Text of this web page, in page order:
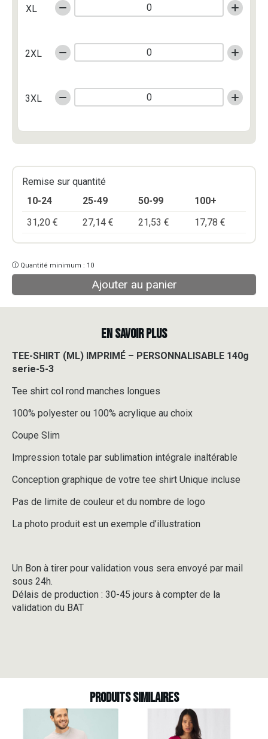
XL
2XL
3XL
Remise sur quantité
10-24
25-49 50-99
100+
31,20 € 27,14 € 21,53 € 17,78 €
Quantité minimum : 10
Ajouter au panier
EN SAVOIR PLUS
TEE-SHIRT (ML) IMPRIMÉ – PERSONNALISABLE 140g
serie-5-3
Tee shirt col rond manches longues
100% polyester ou 100% acrylique au choix
Coupe Slim
Impression totale par sublimation intégrale inaltérable
Conception graphique de votre tee shirt Unique incluse
Pas de limite de couleur et du nombre de logo
La photo produit est un exemple d’illustration
Un Bon à tirer pour validation vous sera envoyé par mail
sous 24h.
Délais de production : 30-45 jours à compter de la
validation du BAT
Produits similaires